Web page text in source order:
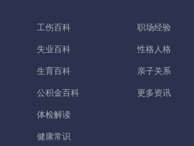
工伤百科
失业百科
生育百科
公积金百科
体检解读
健康常识
职场经验
性格人格
亲子关系
更多资讯